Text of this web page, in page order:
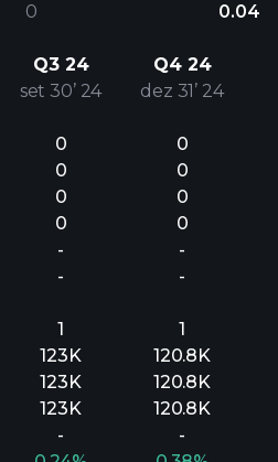
0 0.04
Q3 24
set 30’ 24
0
0
0
0
-
-
1
123K
123K
123K
-
Q4 24
dez 31’ 24
0
0
0
0
-
-
1
120.8K
120.8K
120.8K
-